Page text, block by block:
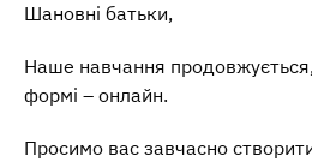
Шановні батьки,
Наше навчання
формі – онлайн.
Просимо вас завчасно